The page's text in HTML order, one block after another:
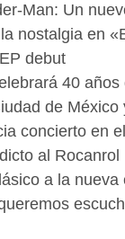
Man: Un
nostalgia en
debut
40 años
de México
concierto en
al Rocanrol
a la nueva